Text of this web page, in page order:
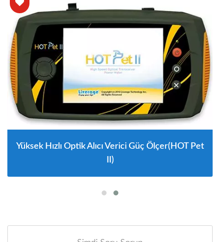
Yüksek Hızlı Optik Alıcı Verici Güç Ölçer(HOT Pet
II)